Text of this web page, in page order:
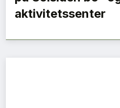
aktivitetssenter